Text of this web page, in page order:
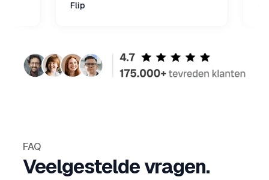
FAQ
Veelgestelde vragen.